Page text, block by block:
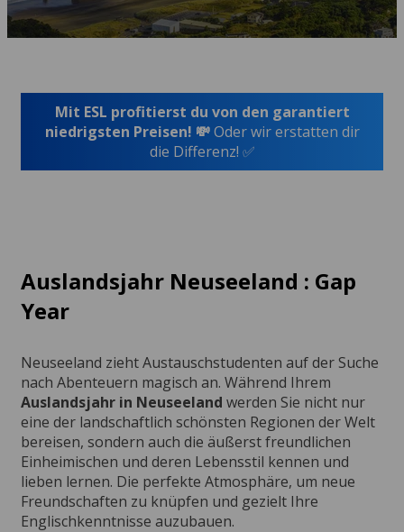
Mit ESL profitierst du von den garantiert
niedrigsten Preisen! 💸Oder wir erstatten dir
die Differenz! ✅
Auslandsjahr Neuseeland : Gap
Year
Neuseeland zieht Austauschstudenten auf der Suche
nach Abenteuern magisch an. Während Ihrem
Auslandsjahr in Neuseeland werden Sie nicht nur
eine der landschaftlich schönsten Regionen der Welt
bereisen, sondern auch die äußerst freundlichen
Einheimischen und deren Lebensstil kennen und
lieben lernen. Die perfekte Atmosphäre, um neue
Freundschaften zu knüpfen und gezielt Ihre
Englischkenntnisse auzubauen.